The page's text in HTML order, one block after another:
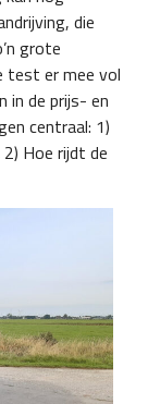
die
grote
test er mee vol
in de prijs- en
centraal: 1)
2) Hoe rijdt de